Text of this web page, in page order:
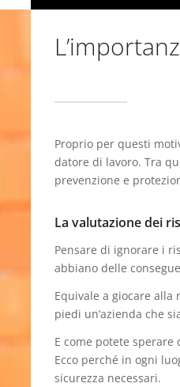
Proprio per questi
datore di lavoro. Tra
prevenzione e
La valutazione dei
Pensare di ignorare i
abbiano delle
Equivale a giocare
piedi un’azienda che
E come potete
Ecco perché in ogni
sicurezza necessari.